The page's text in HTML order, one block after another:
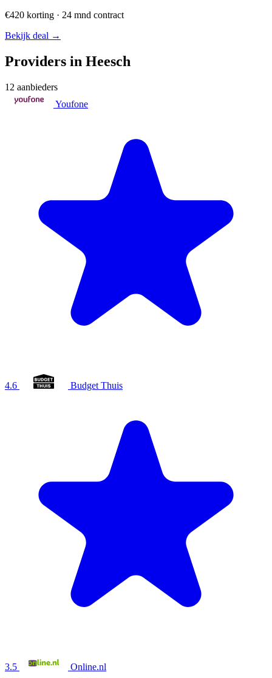
€420 korting · 24 mnd contract
Bekijk deal →
Providers in Heesch
12 aanbieders
Youfone
4.6 Budget Thuis
3.5 Online.nl